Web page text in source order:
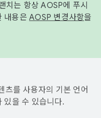
치는 항상 AOSP에 푸시
내용은 AOSP 변경사항을
를 사용자의 기본 언어
있을 수 있습니다.